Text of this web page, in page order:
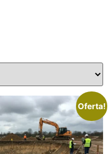
Oferta!